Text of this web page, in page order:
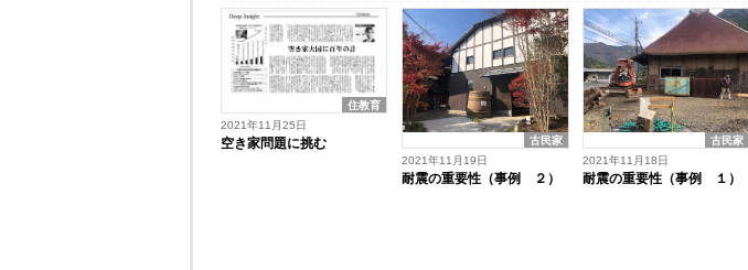
住教育
2021年11月25日
空き家問題に挑む
古民家
2021年11月19日
耐震の重要性（事例 ２）
古民家
2021年11月18日
耐震の重要性（事例 １）